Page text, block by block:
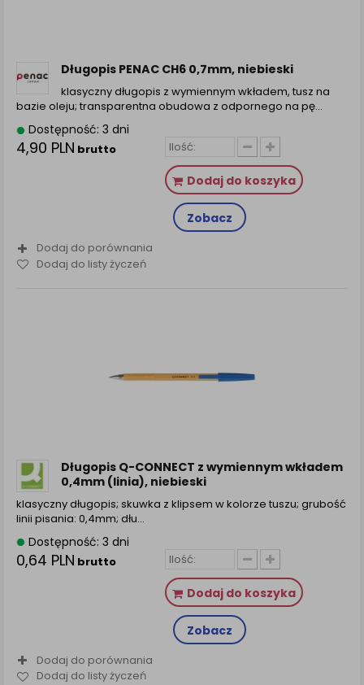
Długopis PENAC CH6 0,7mm, niebieski
klasyczny długopis z wymiennym wkładem, tusz na
bazie oleju; transparentna obudowa z odpornego na pę...
Dostępność: 3 dni
4,90 PLN brutto
Dodaj do koszyka
Zobacz
Dodaj do porównania
Dodaj do listy życzeń
Długopis Q-CONNECT z wymiennym wkładem
0,4mm (linia), niebieski
klasyczny długopis; skuwka z klipsem w kolorze tuszu; grubość
linii pisania: 0,4mm; dłu...
Dostępność: 3 dni
0,64 PLN brutto
Dodaj do koszyka
Zobacz
Dodaj do porównania
Dodaj do listy życzeń